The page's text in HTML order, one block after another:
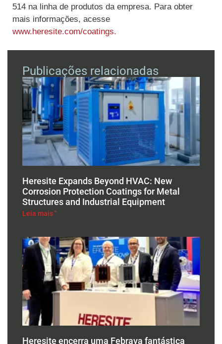
514 na linha de produtos da empresa. Para obter
mais informações, acesse
www.heresite.com/coatings.
Publicações relacionadas
Heresite Expands Beyond HVAC: New
Corrosion Protection Coatings for Metal
Structures and Industrial Equipment
Leia mais "
Heresite encerra uma Febrava fantástica